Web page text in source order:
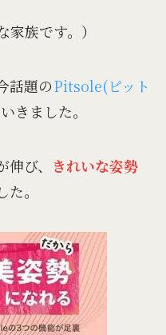
家族です。）
話題のPitsole(ピット
きました。
び、
きれいな姿勢
。